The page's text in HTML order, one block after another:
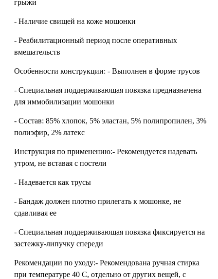
грыжи
- Наличие свищей на коже мошонки
- Реабилитационный период после оперативных
вмешательств
Особенности конструкции: - Выполнен в форме трусов
- Специальная поддерживающая повязка предназначена
для иммобилизации мошонки
- Состав: 85% хлопок, 5% эластан, 5% полипропилен, 3%
полиэфир, 2% латекс
Инструкция по применению:- Рекомендуется надевать
утром, не вставая с постели
- Надевается как трусы
- Бандаж должен плотно прилегать к мошонке, не
сдавливая ее
- Специальная поддерживающая повязка фиксируется на
застежку-липучку спереди
Рекомендации по уходу:- Рекомендована ручная стирка
при температуре 40 С, отдельно от других вещей, с